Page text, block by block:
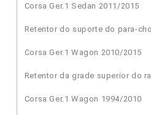
Corsa Ger.1 Sedan 2011/2015
Retentor do suporte do para-
Corsa Ger.1 Wagon 2010/2015
Retentor da grade superior do
Corsa Ger.1 Wagon 1994/2010